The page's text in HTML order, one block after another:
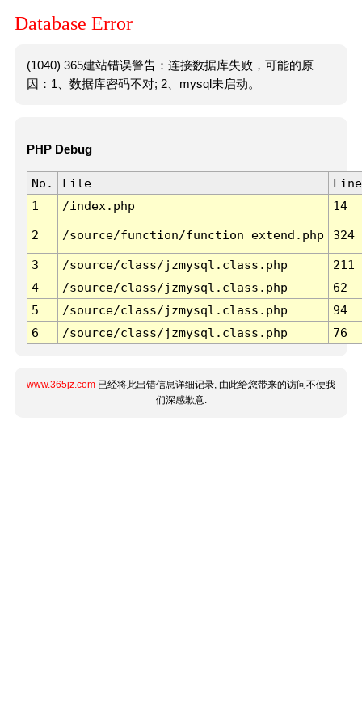
Database Error
(1040) 365建站错误警告：连接数据库失败，可能的原
因：1、数据库密码不对; 2、mysql未启动。
PHP Debug
No. File
Line
1
/index.php 14
2 /source/function/function_extend.php 324
3 /source/class/jzmysql.class.php
211
4
/source/class/jzmysql.class.php
62
5
/source/class/jzmysql.class.php
94
6
/source/class/jzmysql.class.php 76
www.365jz.com 已经将此出错信息详细记录, 由此给您带来的访问不便我
们深感歉意.